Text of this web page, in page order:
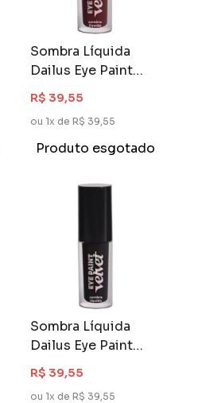
Sombra Líquida
Dailus Eye Paint
Velvet 4 ml Brown
R$ 39,55
ou 1x de R$ 39,55
Produto esgotado
Sombra Líquida
Dailus Eye Paint
Velvet 4 ml Black
R$ 39,55
ou 1x de R$ 39,55